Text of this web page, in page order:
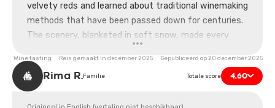
velvety reds and learned about traditional winemaking
methods that have been passed down for centuries.
The scenery, blanketed in soft snow, made every
warm hospitality of our hosts made up for it. I'd love
to return someday, perhaps in a different season.
Wine tasting Reis gemaakt in december 2025 Gepubliceerd op 20 december 2025
Rima R.Familie Totale score 4,60